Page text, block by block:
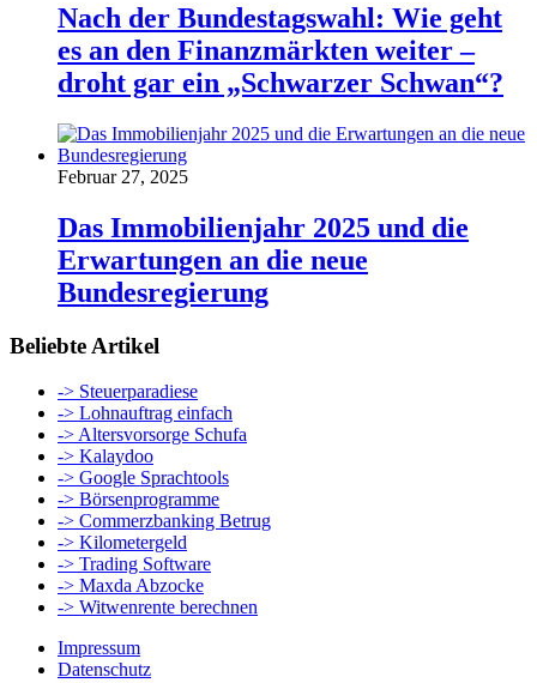
Nach der Bundestagswahl: Wie geht
es an den Finanzmärkten weiter –
droht gar ein „Schwarzer Schwan“?
Februar 27, 2025
Das Immobilienjahr 2025 und die
Erwartungen an die neue
Bundesregierung
Beliebte Artikel
-> Steuerparadiese
-> Lohnauftrag einfach
-> Altersvorsorge Schufa
-> Kalaydoo
-> Google Sprachtools
-> Börsenprogramme
-> Commerzbanking Betrug
-> Kilometergeld
-> Trading Software
-> Maxda Abzocke
-> Witwenrente berechnen
Impressum
Datenschutz